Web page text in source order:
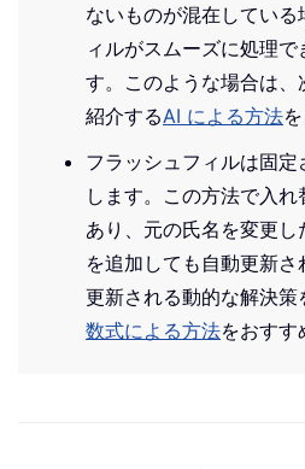
ないものが混在している
ィルがスムーズに処理で
す。このような場合は
紹介するAI による方法
フラッシュフィルは固
します。この方法で入
あり、元の氏名を変更し
を追加しても自動更新
更新される動的な解決策
数式による方法をおすす